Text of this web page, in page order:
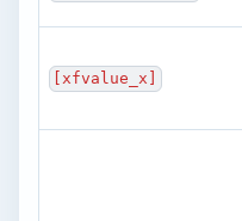
[xfvalue_x]